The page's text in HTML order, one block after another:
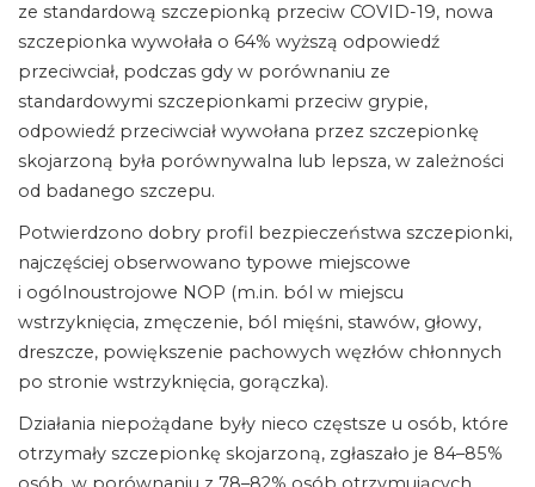
ze standardową szczepionką przeciw COVID-19, nowa
szczepionka wywołała o 64% wyższą odpowiedź
przeciwciał, podczas gdy w porównaniu ze
standardowymi szczepionkami przeciw grypie,
odpowiedź przeciwciał wywołana przez szczepionkę
skojarzoną była porównywalna lub lepsza, w zależności
od badanego szczepu.
Potwierdzono dobry profil bezpieczeństwa szczepionki,
najczęściej obserwowano typowe miejscowe
i ogólnoustrojowe NOP (m.in. ból w miejscu
wstrzyknięcia, zmęczenie, ból mięśni, stawów, głowy,
dreszcze, powiększenie pachowych węzłów chłonnych
po stronie wstrzyknięcia, gorączka).
Działania niepożądane były nieco częstsze u osób, które
otrzymały szczepionkę skojarzoną, zgłaszało je 84–85%